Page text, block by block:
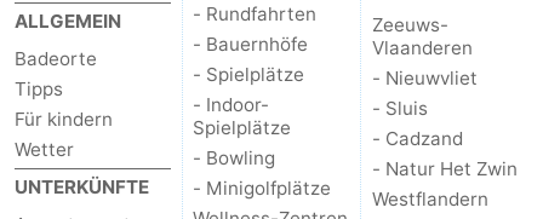
ALLGEMEIN
Badeorte
Tipps
Für kindern
Wetter
UNTERKÜNFTE
- Rundfahrten
- Bauernhöfe
- Spielplätze
- Indoor-
Spielplätze
- Bowling
- Minigolfplätze
Zeeuws-
Vlaanderen
- Nieuwvliet
- Sluis
- Cadzand
- Natur Het Zwin
Westflandern